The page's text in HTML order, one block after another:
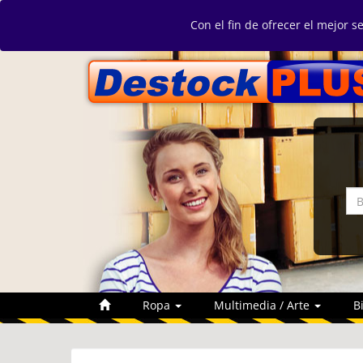
Con el fin de ofrecer el mejor
Ropa Multimedia / Arte